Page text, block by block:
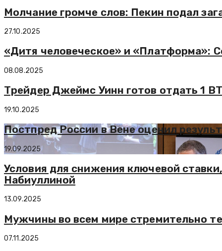
Молчание громче слов: Пекин подал
27.10.2025
«Дитя человеческое» и «Платформа»:
08.08.2025
Трейдер Джеймс Уинн готов отдать 1
19.10.2025
Постпред России в Вене оценил
19.09.2025
Условия для снижения ключевой
Набиуллиной
13.09.2025
Мужчины во всем мире стремительно
07.11.2025